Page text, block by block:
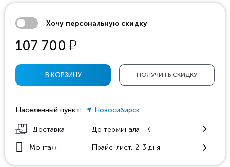
Хочу персональную скидку
107 700 у
ПОЛУЧИТЬ СКИДКУ
В КОРЗИНУ
Населенный пункт: Новосибирск
Доставка До терминала ТК
Монтаж Прайс-лист, 2-3 дня